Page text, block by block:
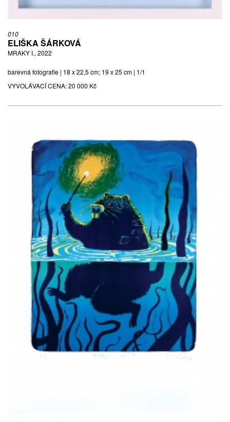
010
ELIŠKA ŠÁRKOVÁ
MRAKY I., 2022
barevná fotografie | 18 x 22,5 cm; 19 x 25 cm | 1/1
VYVOLÁVACÍ CENA:20 000 Kč